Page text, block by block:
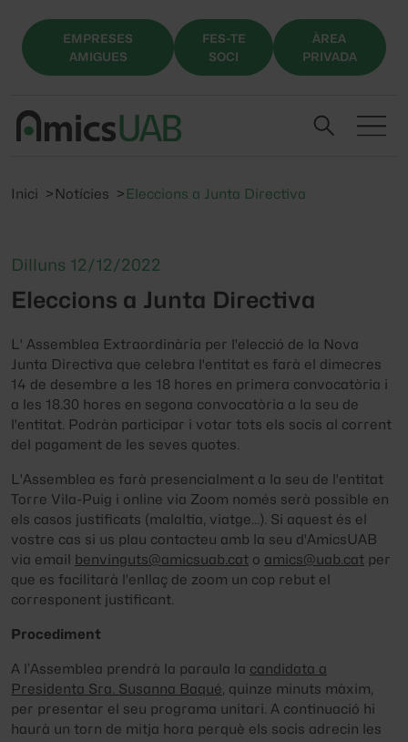
EMPRESES
AMIGUES
FES-TE
SOCI
ÀREA
PRIVADA
Inici Notícies Eleccions a Junta Directiva
Dilluns 12/12/2022
Eleccions a Junta Directiva
L' Assemblea Extraordinària per l'elecció de la Nova
Junta Directiva que celebra l'entitat es farà el dimecres
14 de desembre a les 18 hores en primera convocatòria i
a les 18.30 hores en segona convocatòria a la seu de
l'entitat. Podràn participar i votar tots els socis al corrent
del pagament de les seves quotes.
L'Assemblea es farà presencialment a la seu de l'entitat
Torre Vila-Puig i online via Zoom només serà possible en
els casos justificats (malaltia, viatge...). Si aquest és el
vostre cas si us plau contacteu amb la seu d'AmicsUAB
via email benvinguts@amicsuab.cat o amics@uab.cat per
que es facilitarà l'enllaç de zoom un cop rebut el
corresponent justificant.
Procediment
A l’Assemblea prendrà la paraula la candidata a
Presidenta Sra. Susanna Baqué , quinze minuts màxim,
per presentar el seu programa unitari. A continuació hi
haurà un torn de mitja hora perquè els socis adrecin les